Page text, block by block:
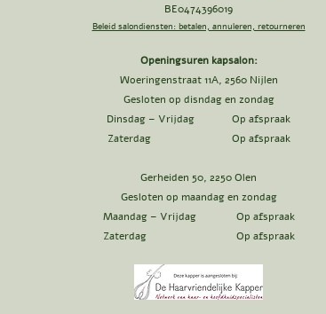
BE0474396019
Beleid salondiensten: betalen, annuleren, retourneren
Openingsuren kapsalon:
Woeringenstraat 11A, 2560 Nijlen
Gesloten op disndag en zondag
Dinsdag – Vrijdag Op afspraak
Zaterdag Op afspraak
Gerheiden 50, 2250 Olen
Gesloten op maandag en zondag
Maandag – Vrijdag Op afspraak
Zaterdag Op afspraak